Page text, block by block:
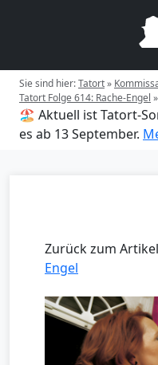
Sie sind hier:Tatort»
Tatort Folge 614: Rache-Engel »
🏖️ Aktuell ist Tatort-
es ab 13 September.
Zurück zum
Engel